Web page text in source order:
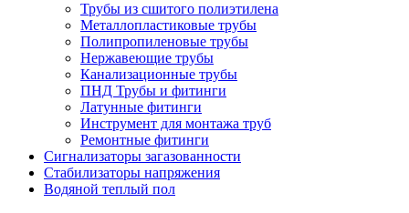
Трубы из сшитого полиэтилена
Металлопластиковые трубы
Полипропиленовые трубы
Нержавеющие трубы
Канализационные трубы
ПНД Трубы и фитинги
Латунные фитинги
Инструмент для монтажа труб
Ремонтные фитинги
Сигнализаторы загазованности
Стабилизаторы напряжения
Водяной теплый пол